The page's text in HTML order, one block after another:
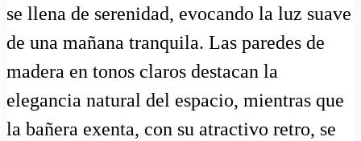
se llena de serenidad, evocando la luz suave
de una mañana tranquila. Las paredes de
madera en tonos claros destacan la
elegancia natural del espacio, mientras que
la bañera exenta, con su atractivo retro, se